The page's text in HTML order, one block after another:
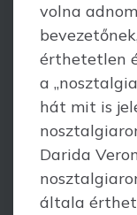
volna
érthetetlen
a
hát mit is
Darida
általa